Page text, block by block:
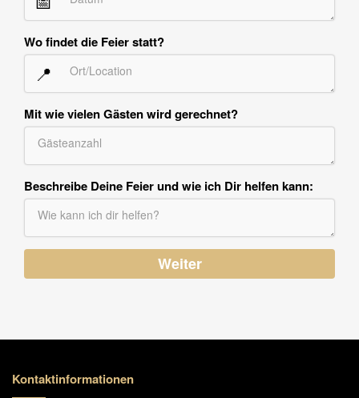
Wo findet die Feier statt?
📍
Mit wie vielen Gästen wird gerechnet?
Beschreibe Deine Feier und wie ich Dir helfen kann:
Weiter
Kontaktinformationen